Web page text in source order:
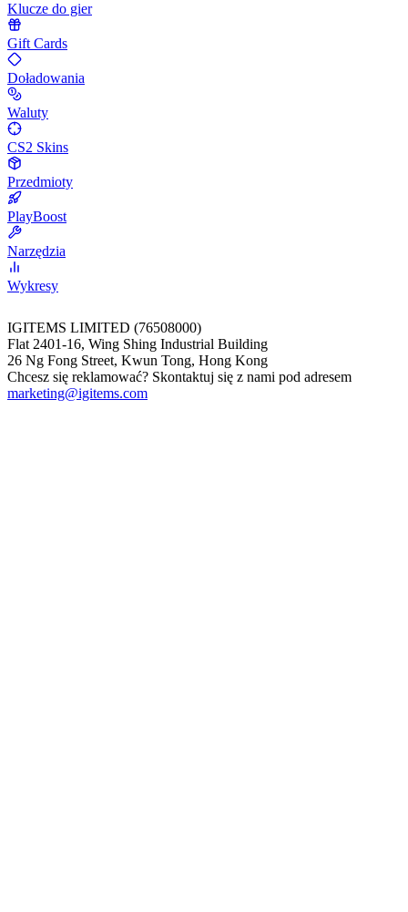
Klucze do gier
Gift Cards
Doładowania
Waluty
CS2 Skins
Przedmioty
PlayBoost
Narzędzia
Wykresy
IGITEMS LIMITED (76508000)
Flat 2401-16, Wing Shing Industrial Building
26 Ng Fong Street, Kwun Tong, Hong Kong
Chcesz się reklamować? Skontaktuj się z nami pod adresem
marketing@igitems.com